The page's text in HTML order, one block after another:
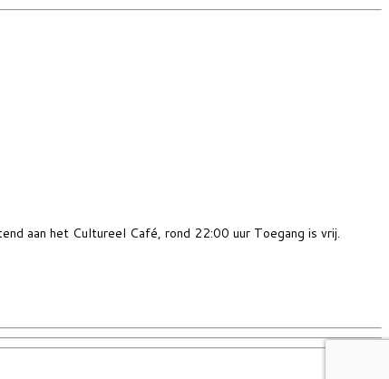
aan het Cultureel Café, rond 22:00 uur Toegang is vrij.